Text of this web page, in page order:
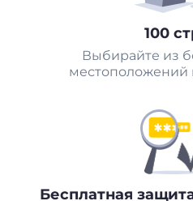
100
Выбирайте из
местоположений
Бесплатная